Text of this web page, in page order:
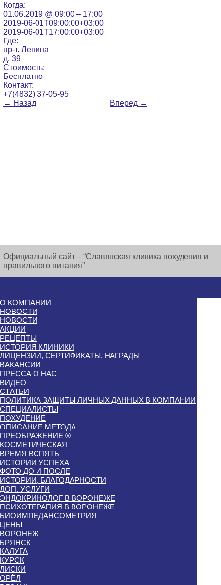
Когда:
01.06.2019 @ 09:00 – 17:00
2019-06-01T09:00:00+03:00
2019-06-01T17:00:00+03:00
Где:
пр-т. Ленина
д. 39
Стоимость:
Бесплатно
Контакт:
+7(4832) 37-05-95
← Назад Вперед →
Официальный сайт – “Славянская клиника похудения и
правильного питания”
О КОМПАНИИ
НОВОСТИ
НОВОСТИ
АКЦИИ
РЕЦЕПТЫ
ИСТОРИЯ КЛИНИКИ
ЛИЦЕНЗИИ, СЕРТИФИКАТЫ, НАГРАДЫ
ВАКАНСИИ
ПРЕССА О НАС
ВИДЕО
СТАТЬИ
ПОЛИТИКА ЗАЩИТЫ ЛИЧНЫХ ДАННЫХ В КОМПАНИИ
СПЕЦИАЛИСТЫ
ПОХУДЕНИЕ
ОПИСАНИЕ МЕТОДА
ПРЕОБРАЖЕНИЕ ®
КОСМЕТИЧЕСКАЯ
ВРЕМЯ ВСПЯТЬ
ИСТОРИИ УСПЕХА
ФОТО ДО И ПОСЛЕ
ИСТОРИИ, БЛАГОДАРНОСТИ
ДОП. УСЛУГИ
ЭНДОКРИНОЛОГ В ВОРОНЕЖЕ
ПСИХОТЕРАПИЯ В ВОРОНЕЖЕ
БИОИМПЕДАНСОМЕТРИЯ
ЦЕНЫ
ВОРОНЕЖ
БРЯНСК
КАЛУГА
КУРСК
ЛИСКИ
ОРЁЛ